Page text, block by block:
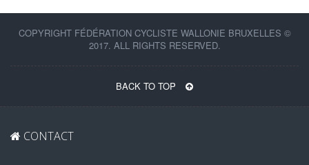
COPYRIGHT FÉDÉRATION CYCLISTE WALLONIE BRUXELLES ©
2017. ALL RIGHTS RESERVED.
BACK TO TOP
CONTACT